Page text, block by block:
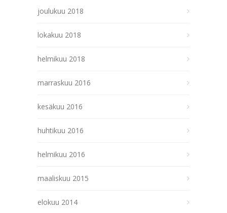
joulukuu 2018
lokakuu 2018
helmikuu 2018
marraskuu 2016
kesäkuu 2016
huhtikuu 2016
helmikuu 2016
maaliskuu 2015
elokuu 2014